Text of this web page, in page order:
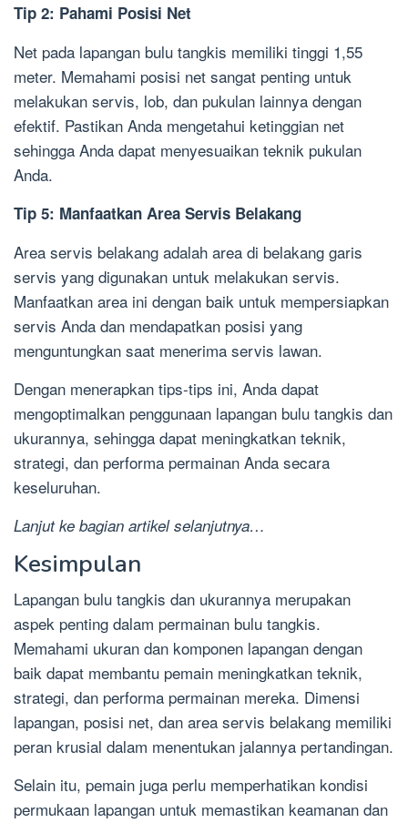
Tip 2: Pahami Posisi Net
Net pada lapangan bulu tangkis memiliki tinggi 1,55
meter. Memahami posisi net sangat penting untuk
melakukan servis, lob, dan pukulan lainnya dengan
efektif. Pastikan Anda mengetahui ketinggian net
sehingga Anda dapat menyesuaikan teknik pukulan
Anda.
Tip 5: Manfaatkan Area Servis Belakang
Area servis belakang adalah area di belakang garis
servis yang digunakan untuk melakukan servis.
Manfaatkan area ini dengan baik untuk mempersiapkan
servis Anda dan mendapatkan posisi yang
menguntungkan saat menerima servis lawan.
Dengan menerapkan tips-tips ini, Anda dapat
mengoptimalkan penggunaan lapangan bulu tangkis dan
ukurannya, sehingga dapat meningkatkan teknik,
strategi, dan performa permainan Anda secara
keseluruhan.
Lanjut ke bagian artikel selanjutnya…
Kesimpulan
Lapangan bulu tangkis dan ukurannya merupakan
aspek penting dalam permainan bulu tangkis.
Memahami ukuran dan komponen lapangan dengan
baik dapat membantu pemain meningkatkan teknik,
strategi, dan performa permainan mereka. Dimensi
lapangan, posisi net, dan area servis belakang memiliki
peran krusial dalam menentukan jalannya pertandingan.
Selain itu, pemain juga perlu memperhatikan kondisi
permukaan lapangan untuk memastikan keamanan dan